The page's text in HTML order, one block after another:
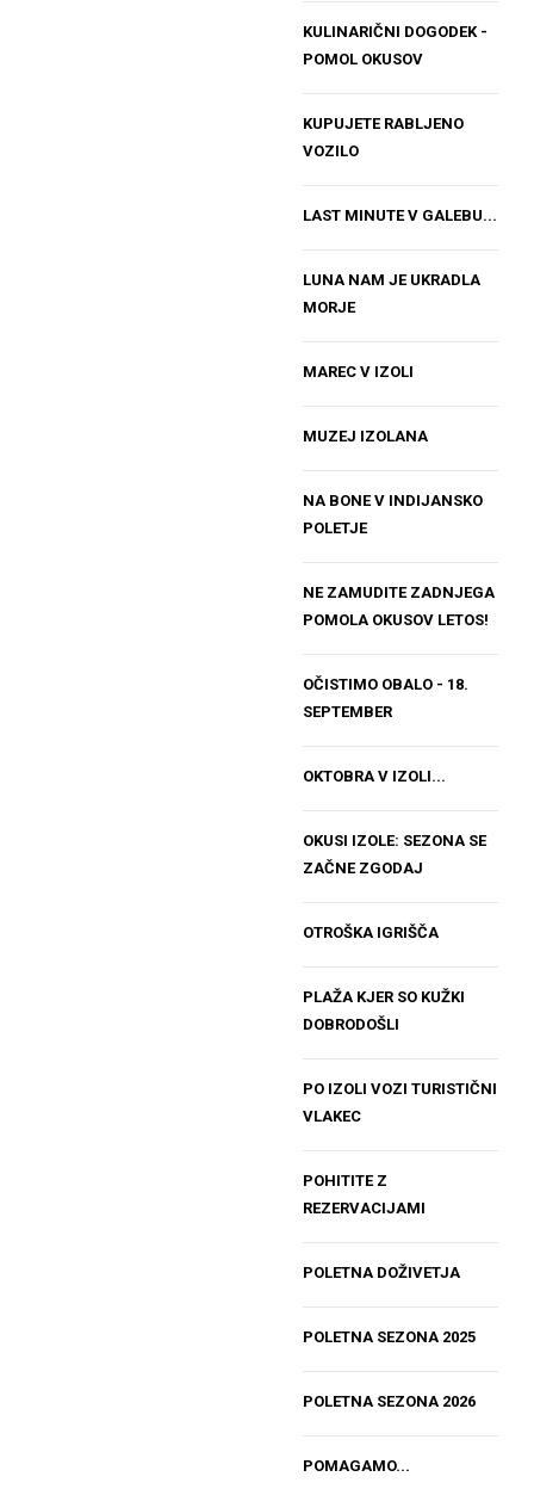
KULINARIČNI DOGODEK -
POMOL OKUSOV
KUPUJETE RABLJENO
VOZILO
LAST MINUTE V GALEBU...
LUNA NAM JE UKRADLA
MORJE
MAREC V IZOLI
MUZEJ IZOLANA
NA BONE V INDIJANSKO
POLETJE
NE ZAMUDITE ZADNJEGA
POMOLA OKUSOV LETOS!
OČISTIMO OBALO - 18.
SEPTEMBER
OKTOBRA V IZOLI...
OKUSI IZOLE: SEZONA SE
ZAČNE ZGODAJ
OTROŠKA IGRIŠČA
PLAŽA KJER SO KUŽKI
DOBRODOŠLI
PO IZOLI VOZI TURISTIČNI
VLAKEC
POHITITE Z
REZERVACIJAMI
POLETNA DOŽIVETJA
POLETNA SEZONA 2025
POLETNA SEZONA 2026
POMAGAMO...